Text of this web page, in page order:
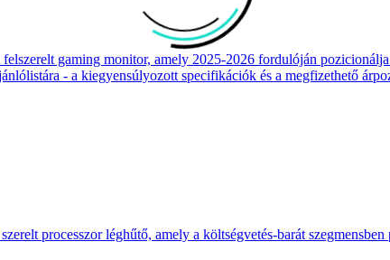
gaming monitor, amely 2025-2026 fordulóján pozicionálja
- a kiegyensúlyozott specifikációk és a megfizethető
processzor léghűtő, amely a költségvetés-barát